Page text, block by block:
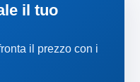
il tuo
il prezzo con i